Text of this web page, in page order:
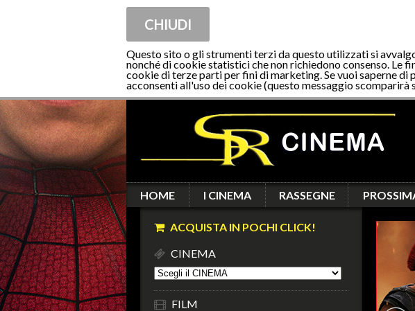
CHIUDI
Questo sito o gli strumenti terzi da questo utilizzati si
nonché di cookie statistici che non richiedono consenso. Le
cookie di terze parti per fini di marketing. Se vuoi saperne di
acconsenti all'uso dei cookie (questo messaggio
HOME I CINEMA RASSEGNE
ACQUISTA IN POCHI CLICK!
CINEMA
FILM